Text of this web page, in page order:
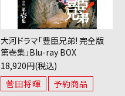
大河ドラマ「豊臣兄弟! 完全版
第壱集」Blu-ray BOX
18,920円(税込)
菅田将暉
予約商品